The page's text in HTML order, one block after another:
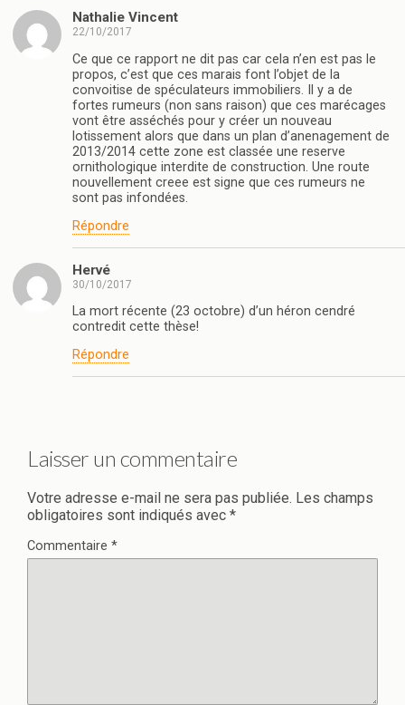
Nathalie Vincent
22/10/2017
Ce que ce rapport ne dit pas car cela n’en est pas le
propos, c’est que ces marais font l’objet de la
convoitise de spéculateurs immobiliers. Il y a de
fortes rumeurs (non sans raison) que ces marécages
vont être asséchés pour y créer un nouveau
lotissement alors que dans un plan d’anenagement de
2013/2014 cette zone est classée une reserve
ornithologique interdite de construction. Une route
nouvellement creee est signe que ces rumeurs ne
sont pas infondées.
Répondre
Hervé
30/10/2017
La mort récente (23 octobre) d’un héron cendré
contredit cette thèse!
Répondre
Laisser un commentaire
Votre adresse e-mail ne sera pas publiée. Les champs
obligatoires sont indiqués avec *
Commentaire *